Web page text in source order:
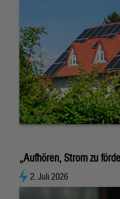
„Aufhören, Strom zu
2. Juli 2026